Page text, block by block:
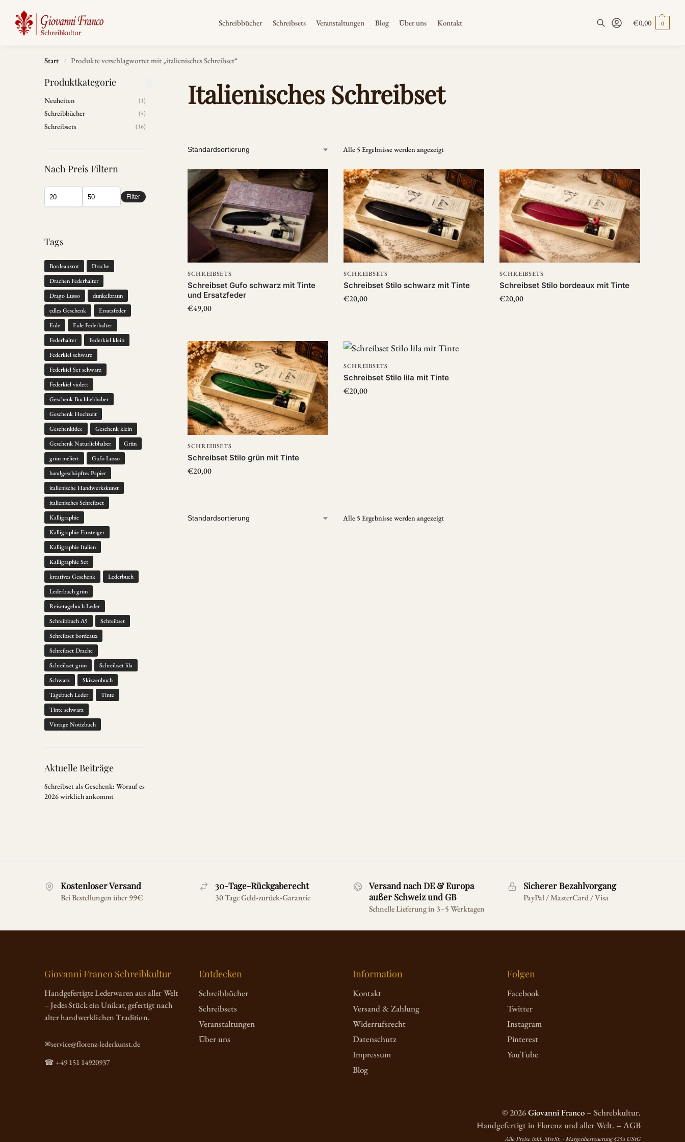
Schreibbücher Schreibsets Veranstaltungen Blog Über uns Kontakt
Search €0,00 0
Start / Produkte verschlagwortet mit „italienisches Schreibset“
Italienisches Schreibset
Alle 5 Ergebnisse werden angezeigt
SCHREIBSETS
Schreibset Gufo schwarz mit Tinte
und Ersatzfeder
€49,00
SCHREIBSETS
Schreibset Stilo schwarz mit Tinte
€20,00
SCHREIBSETS
Schreibset Stilo bordeaux mit Tinte
€20,00
SCHREIBSETS
Schreibset Stilo grün mit Tinte
€20,00
SCHREIBSETS
Schreibset Stilo lila mit Tinte
€20,00
Alle 5 Ergebnisse werden angezeigt
Produktkategorie
Neuheiten (1)
Schreibbücher (4)
Schreibsets (16)
Nach Preis Filtern
Filter
Tags
Bordeauxrot
Drache
Drachen Federhalter
Drago Lusso
dunkelbraun
edles Geschenk
Ersatzfeder
Eule
Eule Federhalter
Federhalter
Federkiel klein
Federkiel schwarz
Federkiel Set schwarz
Federkiel violett
Geschenk Buchliebhaber
Geschenk Hochzeit
Geschenkidee
Geschenk klein
Geschenk Naturliebhaber
Grün
grün meliert
Gufo Lusso
handgeschöpftes Papier
italienische Handwerkskunst
italienisches Schreibset
Kalligraphie
Kalligraphie Einsteiger
Kalligraphie Italien
Kalligraphie Set
kreatives Geschenk
Lederbuch
Lederbuch grün
Reisetagebuch Leder
Schreibbuch A5
Schreibset
Schreibset bordeaux
Schreibset Drache
Schreibset grün
Schreibset lila
Schwarz
Skizzenbuch
Tagebuch Leder
Tinte
Tinte schwarz
Vintage Notizbuch
Aktuelle Beiträge
Schreibset als Geschenk: Worauf es
2026 wirklich ankommt
Kostenloser Versand
Bei Bestellungen über 99€
30-Tage-Rückgaberecht
30 Tage Geld-zurück-Garantie
Versand nach DE & Europa
außer Schweiz und GB
Schnelle Lieferung in 3–5 Werktagen
Sicherer Bezahlvorgang
PayPal / MasterCard / Visa
Giovanni Franco Schreibkultur
Handgefertigte Lederwaren aus aller Welt
– Jedes Stück ein Unikat, gefertigt nach
alter handwerklichen Tradition.
✉service@florenz-lederkunst.de
☎ +49 151 14920937
Entdecken
Schreibbücher
Schreibsets
Veranstaltungen
Über uns
Information
Kontakt
Versand & Zahlung
Widerrufsrecht
Datenschutz
Impressum
Blog
Folgen
Facebook
Twitter
Instagram
Pinterest
YouTube
© 2026Giovanni Franco – Schrebkultur.
Handgefertigt in Florenz und aller Welt. – AGB
Alle Preise inkl. MwSt. · Margenbesteuerung §25a UStG